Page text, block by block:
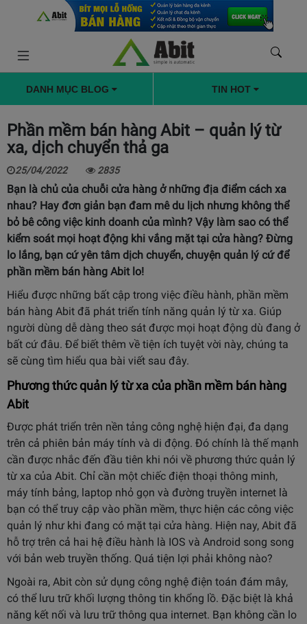
DANH MỤC BLOG TIN HOT
Phần mềm bán hàng Abit – quản lý từ
xa, dịch chuyển thả ga
25/04/2022 2835
Bạn là chủ của chuỗi cửa hàng ở những địa điểm cách xa
nhau? Hay đơn giản bạn đam mê du lịch nhưng không thể
bỏ bê công việc kinh doanh của mình? Vậy làm sao có thể
kiểm soát mọi hoạt động khi vắng mặt tại cửa hàng? Đừng
lo lắng, bạn cứ yên tâm dịch chuyển, chuyện quản lý cứ để
phần mềm bán hàng Abitlo!
Hiểu được những bất cập trong việc điều hành, phần mềm
bán hàng Abit đã phát triển tính năng quản lý từ xa. Giúp
người dùng dễ dàng theo sát được mọi hoạt động dù đang ở
bất cứ đâu. Để biết thêm về tiện ích tuyệt vời này, chúng ta
sẽ cùng tìm hiểu qua bài viết sau đây.
Phương thức quản lý từ xa của phần mềm bán hàng
Abit
Được phát triển trên nền tảng công nghệ hiện đại, đa dạng
trên cả phiên bản máy tính và di động. Đó chính là thế mạnh
cần được nhắc đến đầu tiên khi nói về phương thức quản lý
từ xa của Abit. Chỉ cần một chiếc điện thoại thông minh,
máy tính bảng, laptop nhỏ gọn và đường truyền internet là
bạn có thể truy cập vào phần mềm, thực hiện các công việc
quản lý như khi đang có mặt tại cửa hàng. Hiện nay, Abit đã
hỗ trợ trên cả hai hệ điều hành là IOS và Android song song
với bản web truyền thống. Quá tiện lợi phải không nào?
Ngoài ra, Abit còn sử dụng công nghệ điện toán đám mây,
có thể lưu trữ khối lượng thông tin khổng lồ. Đặc biệt là khả
năng kết nối và lưu trữ thông qua internet. Bạn không cần lo